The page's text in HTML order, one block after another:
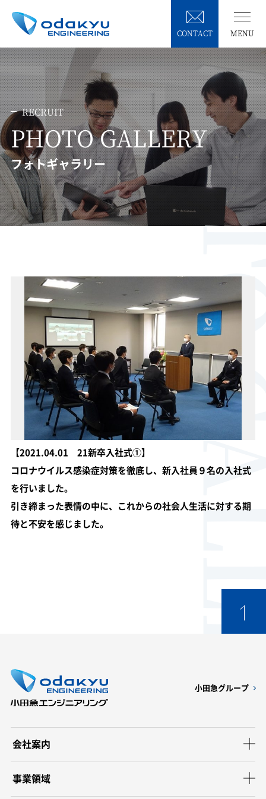
CONTACT MENU
RECRUIT
PHOTO GALLERY
フォトギャラリー
【2021.04.01 21新卒入社式①】
コロナウイルス感染症対策を徹底し、新入社員９名の入社式
を行いました。
引き締まった表情の中に、これからの社会人生活に対する期
待と不安を感じました。
小田急グループ
会社案内
事業領域